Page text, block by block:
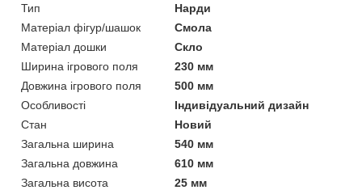
Тип
Нарди
Матеріал фігур/шашок
Смола
Матеріал дошки
Скло
Ширина ігрового поля
230 мм
Довжина ігрового поля
500 мм
Особливості
Індивідуальний дизайн
Стан
Новий
Загальна ширина
540 мм
Загальна довжина
610 мм
Загальна висота
25 мм